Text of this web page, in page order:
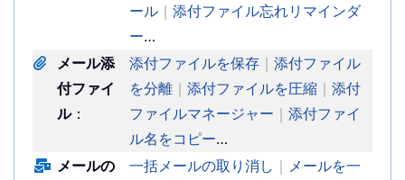
ール ｜ 添付ファイル忘れリマインダ
ー…
メール添
付ファイ
ル：
添付ファイルを保存 ｜ 添付ファイル
を分離 ｜ 添付ファイルを圧縮 ｜ 添付
ファイルマネージャー ｜ 添付ファイ
ル名をコピー…
メールの
一括メールの取り消し ｜ メールを一